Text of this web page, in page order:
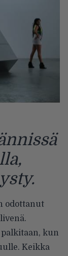
odottanut
kun
Keikka